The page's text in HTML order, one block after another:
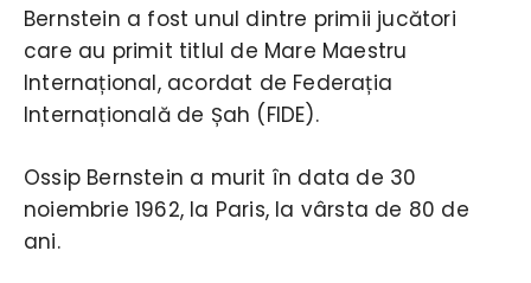
Bernstein a fost unul dintre primii jucători
care au primit titlul de Mare Maestru
Internațional, acordat de Federația
Internațională de Șah (FIDE).
Ossip Bernstein a murit în data de 30
noiembrie 1962, la Paris, la vârsta de 80 de
ani.